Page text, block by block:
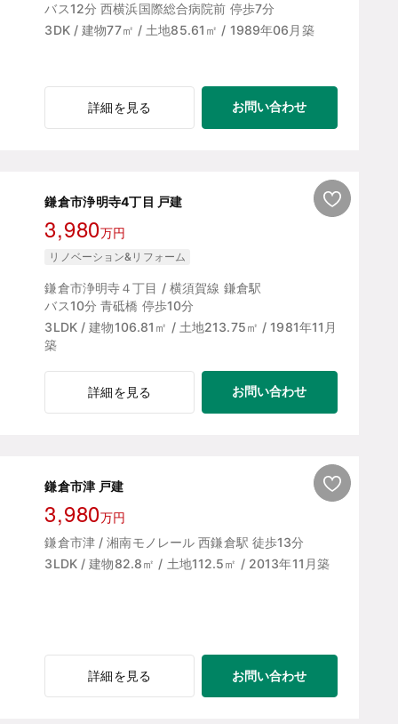
バス12分 西横浜国際総合病院前 停歩7分
3DK / 建物77㎡ / 土地85.61㎡ / 1989年06月築
詳細を見る お問い合わせ
鎌倉市浄明寺4丁目 戸建
3,980万円
リノベーション&リフォーム
鎌倉市浄明寺４丁目 / 横須賀線 鎌倉駅
バス10分 青砥橋 停歩10分
3LDK / 建物106.81㎡ / 土地213.75㎡ / 1981年11月
築
詳細を見る お問い合わせ
鎌倉市津 戸建
3,980万円
鎌倉市津 / 湘南モノレール 西鎌倉駅 徒歩13分
3LDK / 建物82.8㎡ / 土地112.5㎡ / 2013年11月築
詳細を見る お問い合わせ